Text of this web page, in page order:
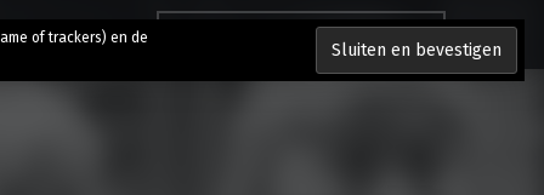
Zoeken naar:
of trackers) en de